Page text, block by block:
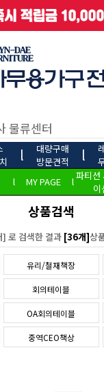
l
대량구매
방문견적
l
l MY PAGE l파티션
이
상품검색
로 검색한 결과 [36개]상
유리/철재책장
회의테이블
OA회의테이블
중역CEO책상